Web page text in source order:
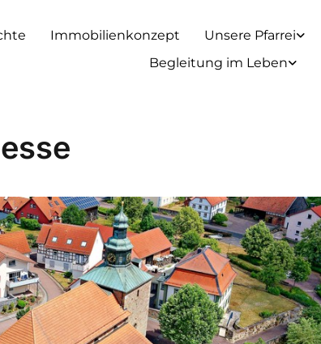
Immobilienkonzept Unsere Pfarrei
Begleitung im Leben